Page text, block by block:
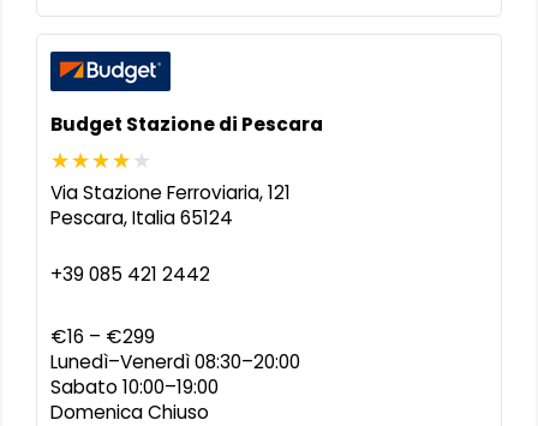
Budget Stazione di Pescara
Via Stazione Ferroviaria, 121
Pescara,Italia 65124
+39 085 421 2442
€16 – €299
Lunedì–Venerdì 08:30–20:00
Sabato 10:00–19:00
Domenica Chiuso